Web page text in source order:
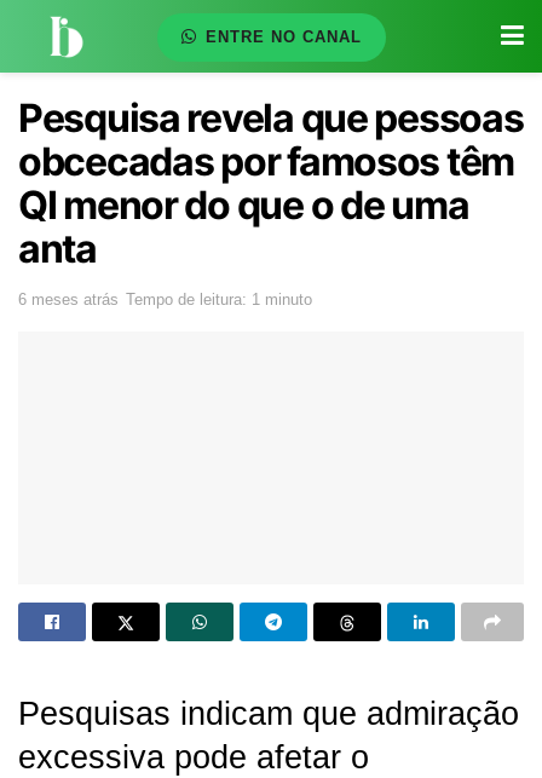
ENTRE NO CANAL
Pesquisa revela que pessoas
obcecadas por famosos têm
QI menor do que o de uma
anta
6 meses atrás Tempo de leitura: 1 minuto
Pesquisas indicam que admiração
excessiva pode afetar o